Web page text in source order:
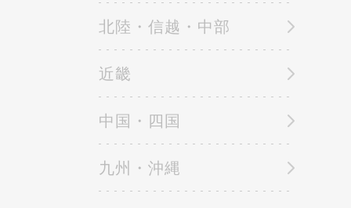
北陸・信越・中部
近畿
中国・四国
九州・沖縄